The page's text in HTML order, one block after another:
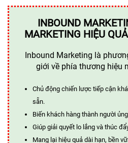
INBOUND
MARKETING HIỆU
Inbound Marketing là
giới về phía thương hiệu
Chủ động chiến lược tiếp cận
sẵn.
Biến khách hàng thành người
Giúp giải quyết lo lắng và thúc
Mang lại hiệu quả dài hạn, bền